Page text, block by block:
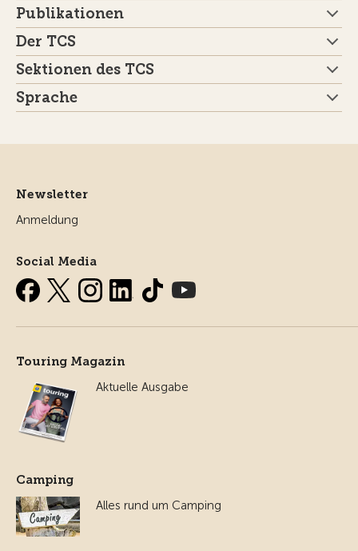
Publikationen
Der TCS
Sektionen des TCS
Sprache
Newsletter
Anmeldung
Social Media
Touring Magazin
Aktuelle Ausgabe
Camping
Alles rund um Camping